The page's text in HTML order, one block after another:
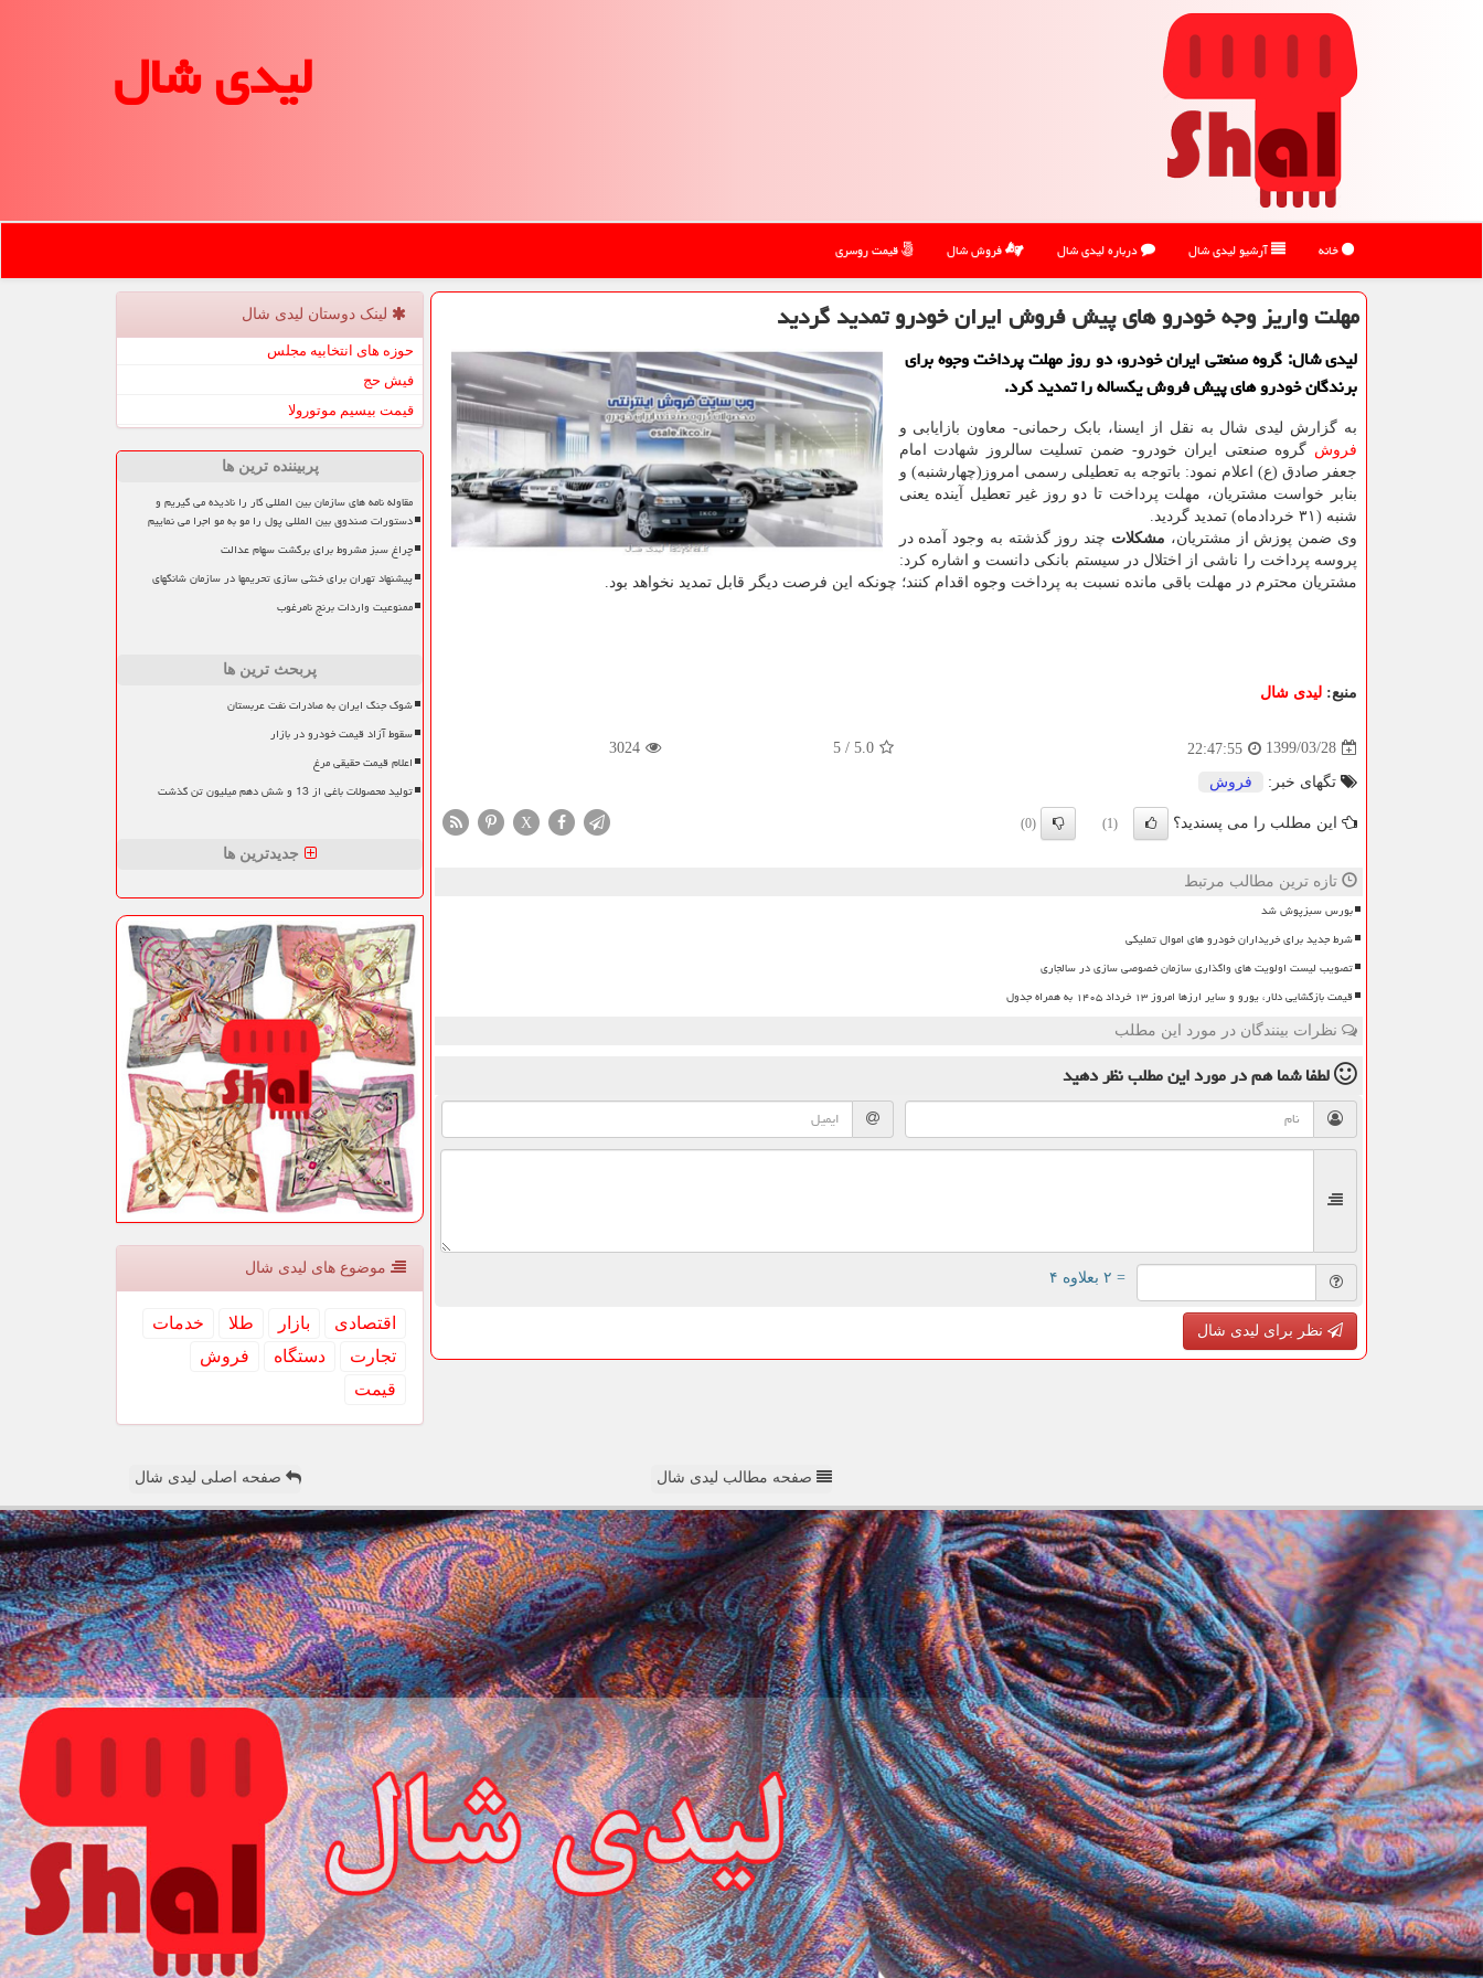
لیدی شال
خانه آرشیو لیدی شال درباره لیدی شال فروش شال قیمت روسری
مهلت واریز وجه خودرو های پیش فروش ایران خودرو تمدید گردید
لیدی شال: گروه صنعتی ایران خودرو، دو روز مهلت پرداخت وجوه برای
برندگان خودرو های پیش فروش یكساله را تمدید كرد.
به گزارش لیدی شال به نقل از ایسنا، بابک رحمانی- معاون بازایابی و
فروش گروه صنعتی ایران خودرو- ضمن تسلیت سالروز شهادت امام
جعفر صادق (ع) اعلام نمود: باتوجه به تعطیلی رسمی امروز(چهارشنبه) و
بنابر خواست مشتریان، مهلت پرداخت تا دو روز غیر تعطیل آینده یعنی
شنبه (۳۱ خردادماه) تمدید گردید.
وی ضمن پوزش از مشتریان، مشکلات چند روز گذشته به وجود آمده در
پروسه پرداخت را ناشی از اختلال در سیستم بانکی دانست و اشاره کرد:
مشتریان محترم در مهلت باقی مانده نسبت به پرداخت وجوه اقدام کنند؛ چونکه این فرصت دیگر قابل تمدید نخواهد بود.
منبع: لیدی شال
1399/03/28
22:47:55
5.0
/
5
3024
تگهای خبر: فروش
این مطلب را می پسندید؟ (1)
(0)
X
تازه ترین مطالب مرتبط
بورس سبزپوش شد
شرط جدید برای خریداران خودرو های اموال تملیکی
تصویب لیست اولویت های واگذاری سازمان خصوصی سازی در سالجاری
قیمت بازگشایی دلار، یورو و سایر ارزها امروز ۱۳ خرداد ۱۴۰۵ به همراه جدول
نظرات بینندگان در مورد این مطلب
لطفا شما همدر مورد این مطلبنظر دهید
= ۲ بعلاوه ۴
نظر برای لیدی شال
لینک دوستان لیدی شال
حوزه های انتخابیه مجلس
فیش حج
قیمت بیسیم موتورولا
پربیننده ترین ها
مقاوله نامه های سازمان بین المللی کار را نادیده می گیریم و
دستورات صندوق بین المللی پول را مو به مو اجرا می نماییم
چراغ سبز مشروط برای برگشت سهام عدالت
پیشنهاد تهران برای خنثی سازی تحریمها در سازمان شانگهای
ممنوعیت واردات برنج نامرغوب
پربحث ترین ها
شوک جنگ ایران به صادرات نفت عربستان
سقوط آزاد قیمت خودرو در بازار
اعلام قیمت حقیقی مرغ
تولید محصولات باغی از 13 و شش دهم میلیون تن گذشت
جدیدترین ها
موضوع های لیدی شال
اقتصادی بازار طلا
خدمات
تجارت
دستگاه
فروش
قیمت
صفحه مطالب لیدی شال صفحه اصلی لیدی شال